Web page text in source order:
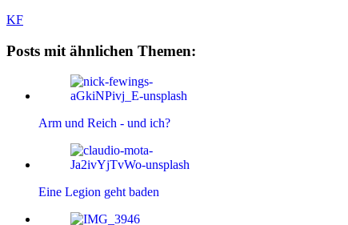
KF
Posts mit ähnlichen Themen:
Arm und Reich - und ich?
Eine Legion geht baden